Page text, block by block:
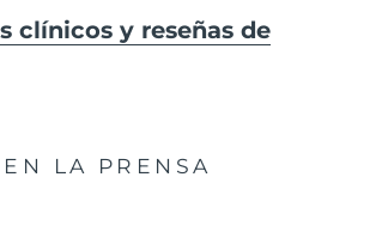
clínicos y reseñas de
EN LA PRENSA